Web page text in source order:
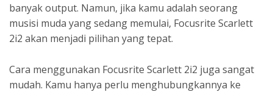
banyak output. Namun, jika kamu adalah seorang
musisi muda yang sedang memulai, Focusrite Scarlett
2i2 akan menjadi pilihan yang tepat.
Cara menggunakan Focusrite Scarlett 2i2 juga sangat
mudah. Kamu hanya perlu menghubungkannya ke